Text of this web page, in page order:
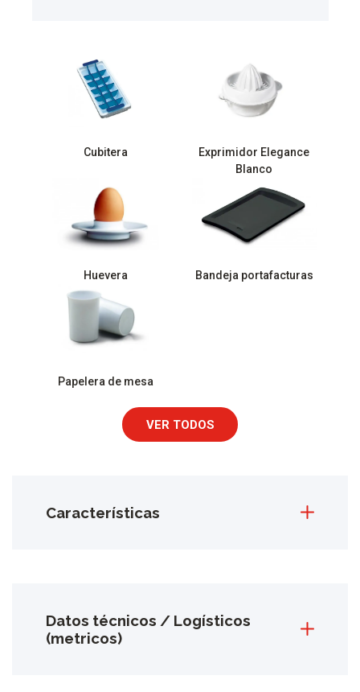
Cubitera
Exprimidor Elegance
Blanco
Huevera Bandeja portafacturas
Papelera de mesa
VER TODOS
Características
Datos técnicos / Logísticos
(metricos)